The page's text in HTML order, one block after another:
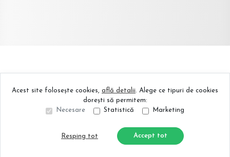
Sună acum Solicită vizionare
Acest site folosește cookies, află detalii. Alege ce tipuri de cookies
dorești să permitem:
Necesare
Statistică Marketing
Resping tot Accept tot